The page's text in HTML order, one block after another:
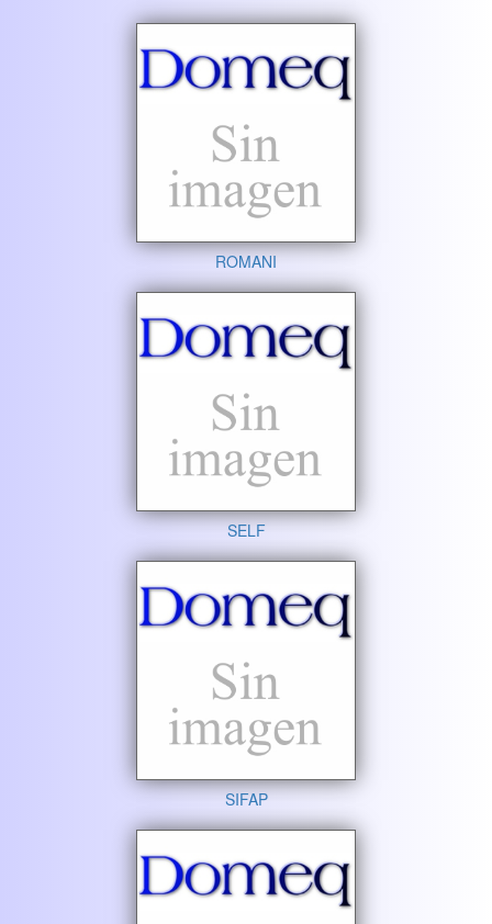
ROMANI
SELF
SIFAP